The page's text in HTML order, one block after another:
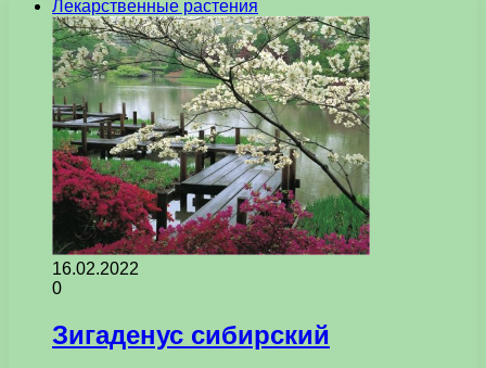
Лекарственные растения
16.02.2022
0
Зигаденус сибирский